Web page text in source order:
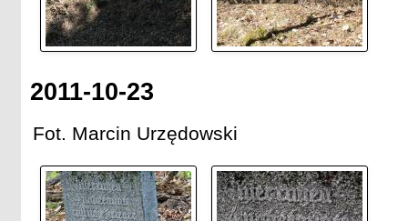
2011-10-23
Fot. Marcin Urzędowski